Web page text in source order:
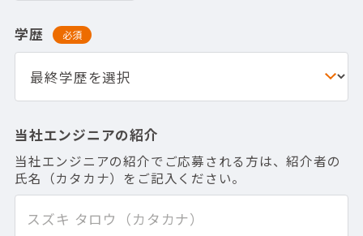
学歴 必須
当社エンジニアの紹介
当社エンジニアの紹介でご応募される方は、紹介者の
氏名（カタカナ）をご記入ください。